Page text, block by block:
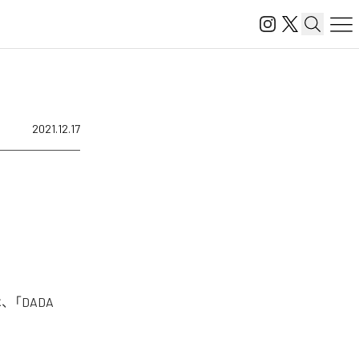
2021.12.17
「DADA